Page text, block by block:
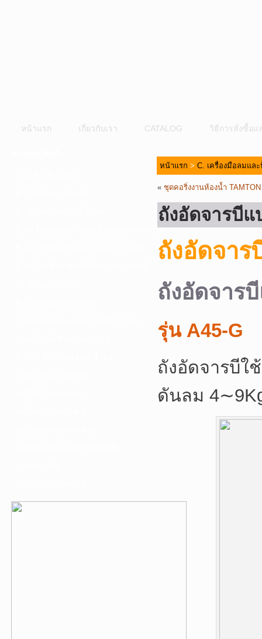
หน้าแรก เกี่ยวกับเรา CATALOG วิธีการสั่งซื้อแ
D. เครื่องมือก่อสร้าง-เครื่องมืออุตสาหกรรม
หน้าแรก > C. เครื่องมือลมแล
« ชุดคอริ่งงานห้องน้ำ TAMTON
ถังอัดจารบีแ
ถังอัดจาร
ถังอัดจาร
รุ่น A45-G
ถังอัดจารบีใ
ดันลม